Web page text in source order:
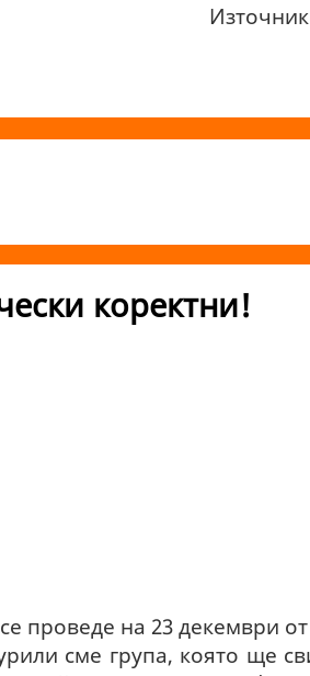
коректни!
проведе на 23 декември
сме група, която ще